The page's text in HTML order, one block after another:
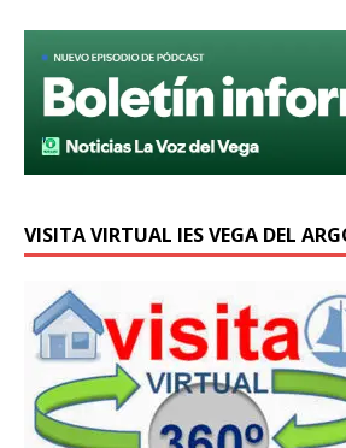
VISITA VIRTUAL IES VEGA DEL